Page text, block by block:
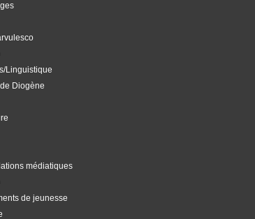
Linguistique
Diogène
médiatiques
de jeunesse